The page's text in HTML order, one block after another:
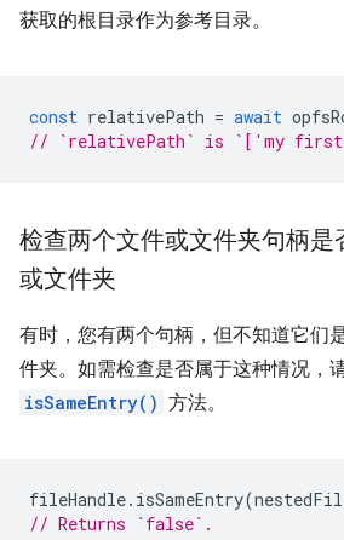
获取的根目录作为参考目录。
const relativePath = await
// `relativePath` is `['my
检查两个文件或文件夹句柄是
或文件夹
有时，您有两个句柄，但不知道它们
件夹。如需检查是否属于这种情况，
isSameEntry() 方法。
fileHandle. isSameEntry(
// Returns `false`.